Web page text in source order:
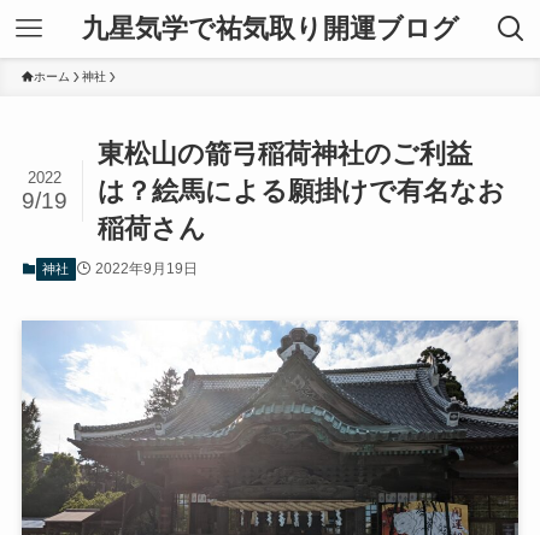
九星気学で祐気取り開運ブログ
ホーム 神社
東松山の箭弓稲荷神社のご利益
は？絵馬による願掛けで有名なお
稲荷さん
2022
9/19
神社 2022年9月19日